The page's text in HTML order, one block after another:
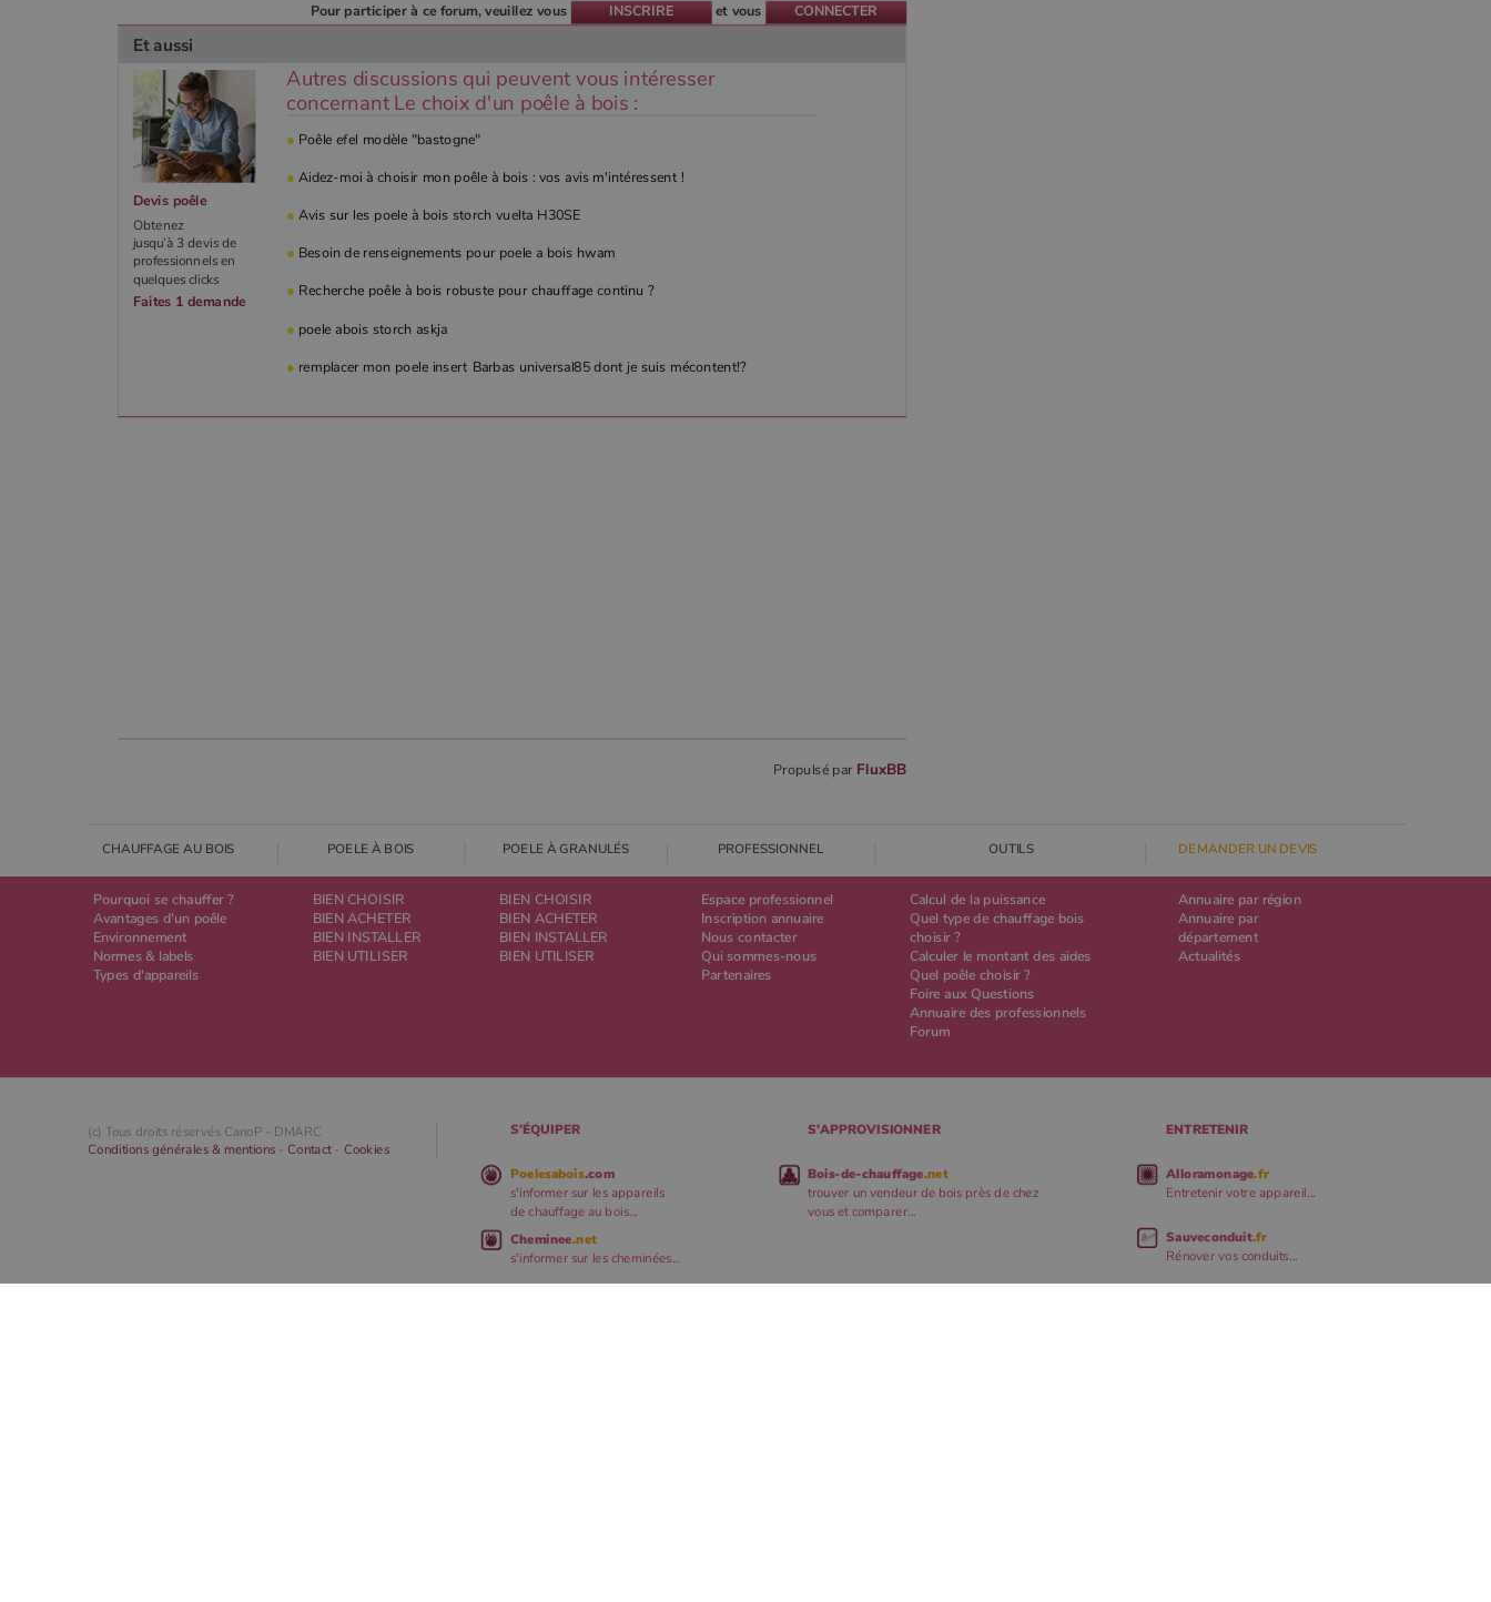
Pour participer à ce forum, veuillez vous INSCRIRE et vous CONNECTER
Et aussi
Devis poêle
Obtenez
jusqu’à 3 devis de
professionnels en
quelques clicks
Faites 1 demande
Autres discussions qui peuvent vous intéresser
concernant Le choix d'un poêle à bois :
● Poêle efel modèle "bastogne"
● Aidez-moi à choisir mon poêle à bois : vos avis m'intéressent !
● Avis sur les poele à bois storch vuelta H30SE
● Besoin de renseignements pour poele a bois hwam
● Recherche poêle à bois robuste pour chauffage continu ?
● poele abois storch askja
● remplacer mon poele insert Barbas universal85 dont je suis mécontent!?
Propulsé par FluxBB
CHAUFFAGE AU BOIS POELE À BOIS
Pourquoi se chauffer ?
Avantages d'un poêle
Environnement
Normes & labels
Types d'appareils
BIEN CHOISIR
BIEN ACHETER
BIEN INSTALLER
BIEN UTILISER
POELE À GRANULÉS PROFESSIONNEL
BIEN CHOISIR
BIEN ACHETER
BIEN INSTALLER
BIEN UTILISER
Espace professionnel
Inscription annuaire
Nous contacter
Qui sommes-nous
Partenaires
OUTILS DEMANDER UN DEVIS
Calcul de la puissance
Quel type de chauffage bois
choisir ?
Calculer le montant des aides
Quel poêle choisir ?
Foire aux Questions
Annuaire des professionnels
Forum
Annuaire par région
Annuaire par
département
Actualités
(c) Tous droits réservés CanoP - DMARC
Conditions générales & mentions -Contact- Cookies
S'ÉQUIPER
Poelesabois.com
s'informer sur les appareils
de chauffage au bois...
Cheminee.net
s'informer sur les cheminées...
S'APPROVISIONNER
Bois-de-chauffage.net
trouver un vendeur de bois près de chez
vous et comparer...
ENTRETENIR
Alloramonage.fr
Entretenir votre appareil...
Sauveconduit.fr
Rénover vos conduits...